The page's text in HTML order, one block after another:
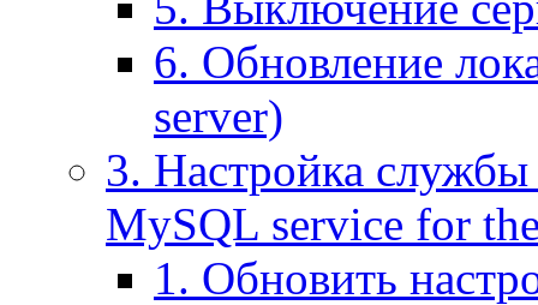
6. Обновление
server)
3. Настройка
MySQL service for
1. Обновить